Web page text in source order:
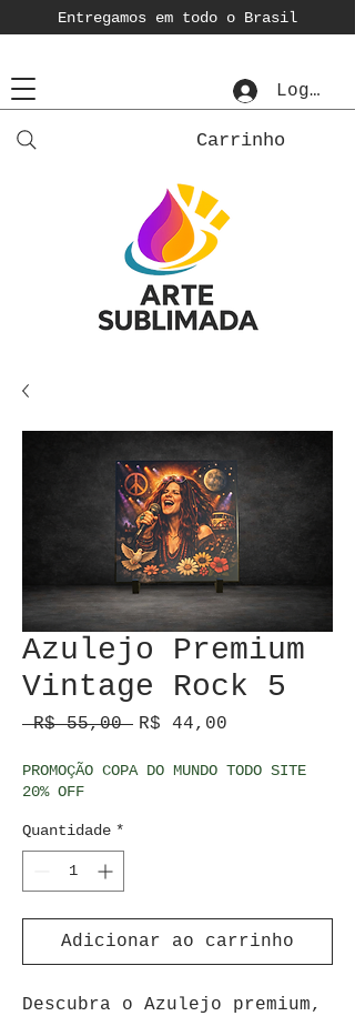
Entregamos em todo o Brasil
Login
Carrinho
Azulejo Premium
Vintage Rock 5
R$ 55,00 Preço normal
R$ 44,00
PROMOÇÃO COPA DO MUNDO TODO SITE
20% OFF
Quantidade *
Adicionar ao carrinho
Descubra o Azulejo premium,